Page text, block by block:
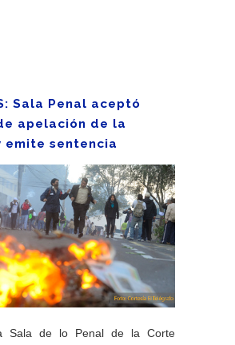
Sala Penal aceptó
apelación de la
emite sentencia
Sala de lo Penal de la Corte